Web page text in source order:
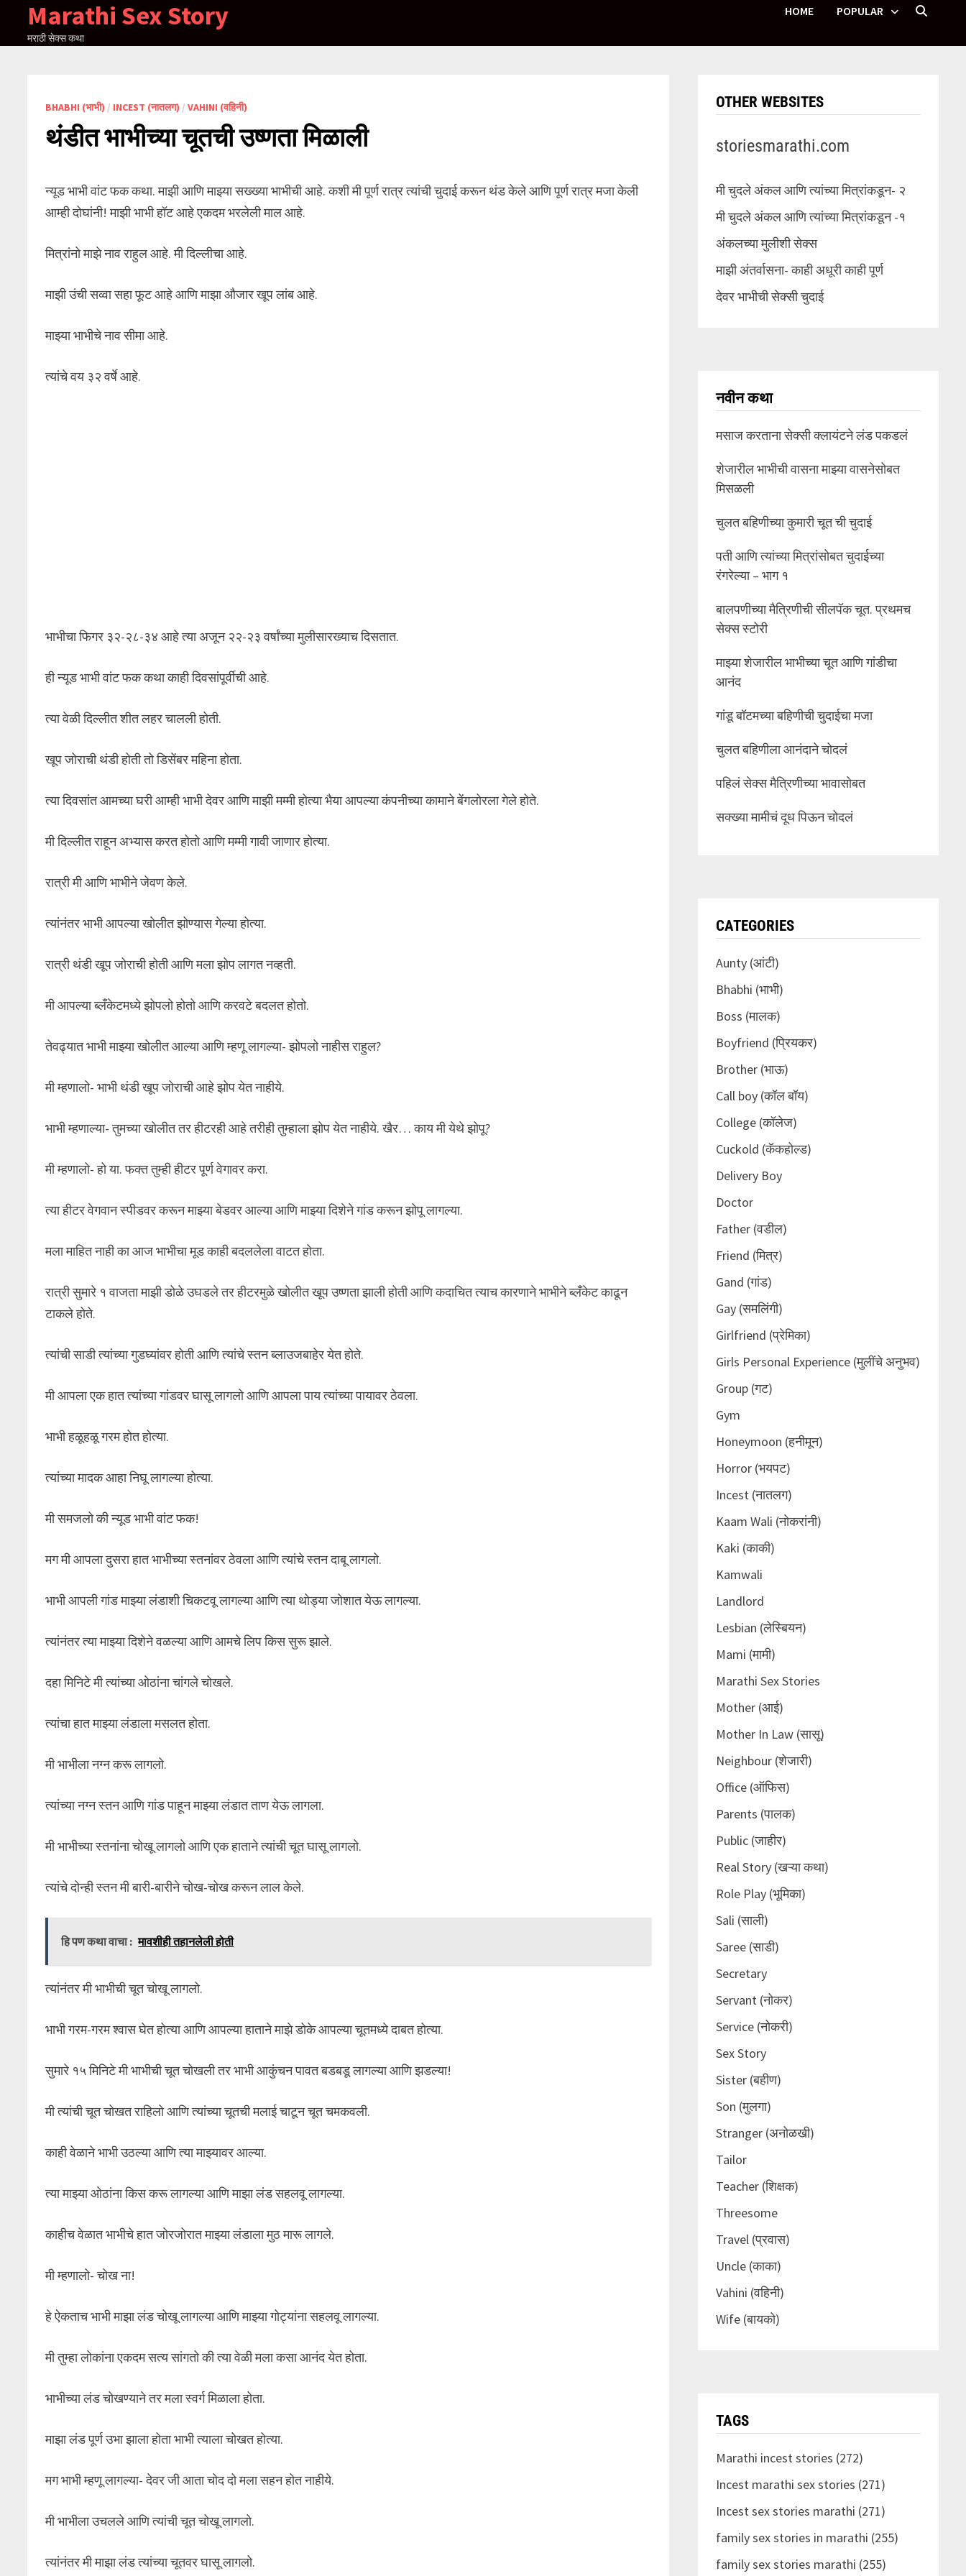
content
Marathi Sex Story
मराठी सेक्स कथा
HOME POPULAR
BHABHI (भाभी) / INCEST (नातलग) /VAHINI (वहिनी)
थंडीत भाभीच्या चूतची उष्णता मिळाली
न्यूड भाभी वांट फक कथा. माझी आणि माझ्या सख्ख्या भाभीची आहे. कशी मी पूर्ण रात्र त्यांची चुदाई करून थंड केले आणि पूर्ण रात्र मजा केली
आम्ही दोघांनी! माझी भाभी हॉट आहे एकदम भरलेली माल आहे.
मित्रांनो माझे नाव राहुल आहे. मी दिल्लीचा आहे.
माझी उंची सव्वा सहा फूट आहे आणि माझा औजार खूप लांब आहे.
माझ्या भाभीचे नाव सीमा आहे.
त्यांचे वय ३२ वर्षे आहे.
भाभीचा फिगर ३२-२८-३४ आहे त्या अजून २२-२३ वर्षांच्या मुलीसारख्याच दिसतात.
ही न्यूड भाभी वांट फक कथा काही दिवसांपूर्वीची आहे.
त्या वेळी दिल्लीत शीत लहर चालली होती.
खूप जोराची थंडी होती तो डिसेंबर महिना होता.
त्या दिवसांत आमच्या घरी आम्ही भाभी देवर आणि माझी मम्मी होत्या भैया आपल्या कंपनीच्या कामाने बेंगलोरला गेले होते.
मी दिल्लीत राहून अभ्यास करत होतो आणि मम्मी गावी जाणार होत्या.
रात्री मी आणि भाभीने जेवण केले.
त्यांनंतर भाभी आपल्या खोलीत झोण्यास गेल्या होत्या.
रात्री थंडी खूप जोराची होती आणि मला झोप लागत नव्हती.
मी आपल्या ब्लँकेटमध्ये झोपलो होतो आणि करवटे बदलत होतो.
तेवढ्यात भाभी माझ्या खोलीत आल्या आणि म्हणू लागल्या- झोपलो नाहीस राहुल?
मी म्हणालो- भाभी थंडी खूप जोराची आहे झोप येत नाहीये.
भाभी म्हणाल्या- तुमच्या खोलीत तर हीटरही आहे तरीही तुम्हाला झोप येत नाहीये. खैर… काय मी येथे झोपू?
मी म्हणालो- हो या. फक्त तुम्ही हीटर पूर्ण वेगावर करा.
त्या हीटर वेगवान स्पीडवर करून माझ्या बेडवर आल्या आणि माझ्या दिशेने गांड करून झोपू लागल्या.
मला माहित नाही का आज भाभीचा मूड काही बदललेला वाटत होता.
रात्री सुमारे १ वाजता माझी डोळे उघडले तर हीटरमुळे खोलीत खूप उष्णता झाली होती आणि कदाचित त्याच कारणाने भाभीने ब्लँकेट काढून
टाकले होते.
त्यांची साडी त्यांच्या गुडघ्यांवर होती आणि त्यांचे स्तन ब्लाउजबाहेर येत होते.
मी आपला एक हात त्यांच्या गांडवर घासू लागलो आणि आपला पाय त्यांच्या पायावर ठेवला.
भाभी हळूहळू गरम होत होत्या.
त्यांच्या मादक आहा निघू लागल्या होत्या.
मी समजलो की न्यूड भाभी वांट फक!
मग मी आपला दुसरा हात भाभीच्या स्तनांवर ठेवला आणि त्यांचे स्तन दाबू लागलो.
भाभी आपली गांड माझ्या लंडाशी चिकटवू लागल्या आणि त्या थोड्या जोशात येऊ लागल्या.
त्यांनंतर त्या माझ्या दिशेने वळल्या आणि आमचे लिप किस सुरू झाले.
दहा मिनिटे मी त्यांच्या ओठांना चांगले चोखले.
त्यांचा हात माझ्या लंडाला मसलत होता.
मी भाभीला नग्न करू लागलो.
त्यांच्या नग्न स्तन आणि गांड पाहून माझ्या लंडात ताण येऊ लागला.
मी भाभीच्या स्तनांना चोखू लागलो आणि एक हाताने त्यांची चूत घासू लागलो.
त्यांचे दोन्ही स्तन मी बारी-बारीने चोख-चोख करून लाल केले.
हि पण कथा वाचा : मावशीही तहानलेली होती
त्यांनंतर मी भाभीची चूत चोखू लागलो.
भाभी गरम-गरम श्वास घेत होत्या आणि आपल्या हाताने माझे डोके आपल्या चूतमध्ये दाबत होत्या.
सुमारे १५ मिनिटे मी भाभीची चूत चोखली तर भाभी आकुंचन पावत बडबडू लागल्या आणि झडल्या!
मी त्यांची चूत चोखत राहिलो आणि त्यांच्या चूतची मलाई चाटून चूत चमकवली.
काही वेळाने भाभी उठल्या आणि त्या माझ्यावर आल्या.
त्या माझ्या ओठांना किस करू लागल्या आणि माझा लंड सहलवू लागल्या.
काहीच वेळात भाभीचे हात जोरजोरात माझ्या लंडाला मुठ मारू लागले.
मी म्हणालो- चोख ना!
हे ऐकताच भाभी माझा लंड चोखू लागल्या आणि माझ्या गोट्यांना सहलवू लागल्या.
मी तुम्हा लोकांना एकदम सत्य सांगतो की त्या वेळी मला कसा आनंद येत होता.
भाभीच्या लंड चोखण्याने तर मला स्वर्ग मिळाला होता.
माझा लंड पूर्ण उभा झाला होता भाभी त्याला चोखत होत्या.
मग भाभी म्हणू लागल्या- देवर जी आता चोद दो मला सहन होत नाहीये.
मी भाभीला उचलले आणि त्यांची चूत चोखू लागलो.
त्यांनंतर मी माझा लंड त्यांच्या चूतवर घासू लागलो.
OTHER WEBSITES
storiesmarathi.com
मी चुदले अंकल आणि त्यांच्या मित्रांकडून- २
मी चुदले अंकल आणि त्यांच्या मित्रांकडून -१
अंकलच्या मुलीशी सेक्स
माझी अंतर्वासना- काही अधूरी काही पूर्ण
देवर भाभीची सेक्सी चुदाई
नवीन कथा
मसाज करताना सेक्सी क्लायंटने लंड पकडलं
शेजारील भाभीची वासना माझ्या वासनेसोबत
मिसळली
चुलत बहिणीच्या कुमारी चूत ची चुदाई
पती आणि त्यांच्या मित्रांसोबत चुदाईच्या
रंगरेल्या – भाग १
बालपणीच्या मैत्रिणीची सीलपॅक चूत. प्रथमच
सेक्स स्टोरी
माझ्या शेजारील भाभीच्या चूत आणि गांडीचा
आनंद
गांडू बॉटमच्या बहिणीची चुदाईचा मजा
चुलत बहिणीला आनंदाने चोदलं
पहिलं सेक्स मैत्रिणीच्या भावासोबत
सक्ख्या मामीचं दूध पिऊन चोदलं
CATEGORIES
Aunty (आंटी)
Bhabhi (भाभी)
Boss (मालक)
Boyfriend (प्रियकर)
Brother (भाऊ)
Call boy (कॉल बॉय)
College (कॉलेज)
Cuckold (कॅकहोल्ड)
Delivery Boy
Doctor
Father (वडील)
Friend (मित्र)
Gand (गांड)
Gay (समलिंगी)
Girlfriend (प्रेमिका)
Girls Personal Experience (मुलींचे अनुभव)
Group (गट)
Gym
Honeymoon (हनीमून)
Horror (भयपट)
Incest (नातलग)
Kaam Wali (नोकरांनी)
Kaki (काकी)
Kamwali
Landlord
Lesbian (लेस्बियन)
Mami (मामी)
Marathi Sex Stories
Mother (आई)
Mother In Law (सासू)
Neighbour (शेजारी)
Office (ऑफिस)
Parents (पालक)
Public (जाहीर)
Real Story (खऱ्या कथा)
Role Play (भूमिका)
Sali (साली)
Saree (साडी)
Secretary
Servant (नोकर)
Service (नोकरी)
Sex Story
Sister (बहीण)
Son (मुलगा)
Stranger (अनोळखी)
Tailor
Teacher (शिक्षक)
Threesome
Travel (प्रवास)
Uncle (काका)
Vahini (वहिनी)
Wife (बायको)
TAGS
Marathi incest stories (272)
Incest marathi sex stories (271)
Incest sex stories marathi (271)
family sex stories in marathi (255)
family sex stories marathi (255)